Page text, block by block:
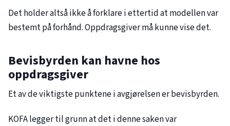
Det holder altså ikke å forklare i ettertid at modellen var
bestemt på forhånd. Oppdragsgiver må kunne vise det.
Bevisbyrden kan havne hos
oppdragsgiver
Et av de viktigste punktene i avgjørelsen er bevisbyrden.
KOFA legger til grunn at det i denne saken var